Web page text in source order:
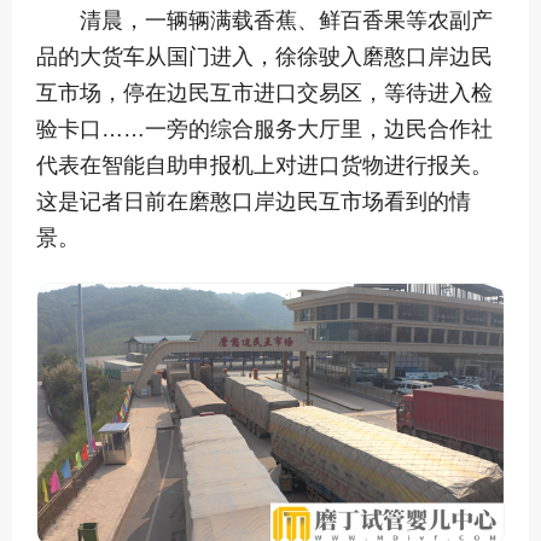
清晨，一辆辆满载香蕉、鲜百香果等农副产
品的大货车从国门进入，徐徐驶入磨憨口岸边民
互市场，停在边民互市进口交易区，等待进入检
验卡口……一旁的综合服务大厅里，边民合作社
代表在智能自助申报机上对进口货物进行报关。
这是记者日前在磨憨口岸边民互市场看到的情
景。